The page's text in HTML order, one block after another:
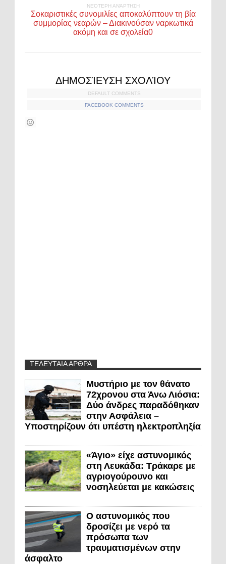
ΝΕΌΤΕΡΗ ΑΝΆΡΤΗΣΗ
Σοκαριστικές συνομιλίες αποκαλύπτουν τη βία
συμμορίας νεαρών – Διακινούσαν ναρκωτικά
ακόμη και σε σχολεία0
ΔΗΜΟΣΊΕΥΣΗ ΣΧΟΛΊΟΥ
DEFAULT COMMENTS
FACEBOOK COMMENTS
ΤΕΛΕΥΤΑΙΑ ΑΡΘΡΑ
Μυστήριο με τον θάνατο
72χρονου στα Άνω Λιόσια:
Δύο άνδρες παραδόθηκαν
στην Ασφάλεια –
Υποστηρίζουν ότι υπέστη ηλεκτροπληξία
«Άγιο» είχε αστυνομικός
στη Λευκάδα: Τράκαρε με
αγριογούρουνο και
νοσηλεύεται με κακώσεις
Ο αστυνομικός που
δροσίζει με νερό τα
πρόσωπα των
τραυματισμένων στην
άσφαλτο